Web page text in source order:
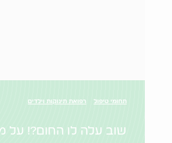
תחומי טיפול רפואת תינוקות וילדים
שוב עלה לו החום?! על